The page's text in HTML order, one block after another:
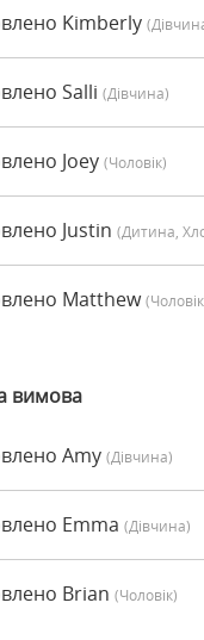
Kimberly
Salli (дівчина)
Joey (чоловік)
Justin (дитина,
Matthew
вимова
Amy (дівчина)
Emma (дівчина)
Brian (чоловік)